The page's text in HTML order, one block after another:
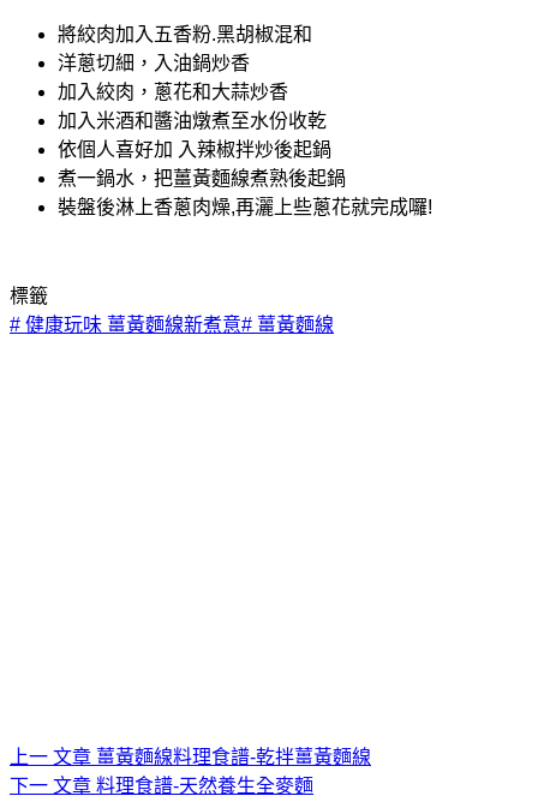
將絞肉加入五香粉.黑胡椒混和
洋蔥切細，入油鍋炒香
加入絞肉，蔥花和大蒜炒香
加入米酒和醬油燉煮至水份收乾
依個人喜好加 入辣椒拌炒後起鍋
煮一鍋水，把薑黃麵線煮熟後起鍋
裝盤後淋上香蔥肉燥,再灑上些蔥花就完成囉!
標籤
# 健康玩味 薑黃麵線新煮意# 薑黃麵線
上一 文章 薑黃麵線料理食譜-乾拌薑黃麵線
下一 文章 料理食譜-天然養生全麥麵